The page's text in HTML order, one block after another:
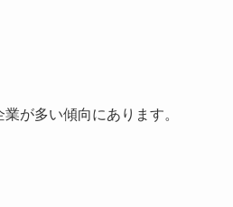
が多い傾向にあります。